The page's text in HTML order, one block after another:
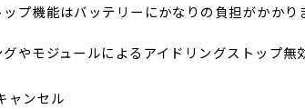
プ機能はバッテリーにかなりの負担がかかり
やモジュールによるアイドリングストップ無
ャンセル